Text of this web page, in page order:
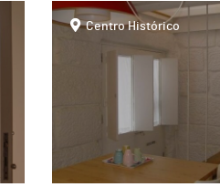
pageCentro Histórico